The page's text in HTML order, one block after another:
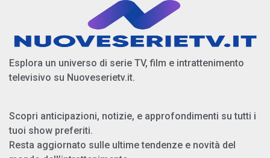
Esplora un universo di serie TV, film e intrattenimento
televisivo su Nuoveserietv.it.
Scopri anticipazioni, notizie, e approfondimenti su tutti i
tuoi show preferiti.
Resta aggiornato sulle ultime tendenze e novità del